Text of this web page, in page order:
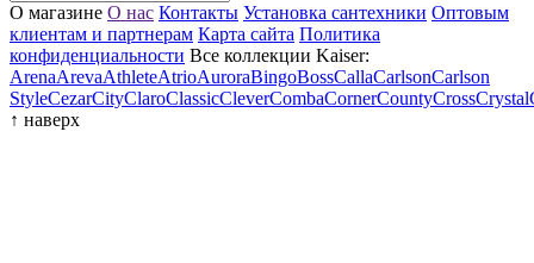
О магазине О нас Контакты Установка сантехники Оптовым
клиентам и партнерам Карта сайта Политика
конфиденциальности Все коллекции Kaiser:
ArenaArevaAthleteAtrioAuroraBingoBossCallaCarlsonCarlson
StyleCezarCityClaroClassicCleverCombaCornerCountyCrossCrystal
↑ наверх